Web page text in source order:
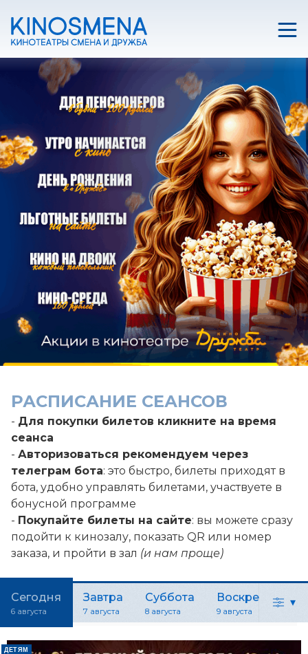
РАСПИСАНИЕ СЕАНСОВ
- Для покупки билетов кликните на время
сеанса
- Авторизоваться рекомендуем через
телеграм бота: это быстро, билеты приходят в
бота, удобно управлять билетами, участвуете в
бонусной программе
- Покупайте билеты на сайте: вы можете сразу
подойти к кинозалу, показать QR или номер
заказа, и пройти в зал (и нам проще)
Сегодня
6 августа
Завтра
7 августа
Суббота
8 августа
Воскресенье
9 августа
▾
ДЕТЯМ